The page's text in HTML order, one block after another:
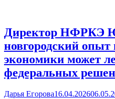
Директор НФРКЭ
новгородский опыт
экономики может
федеральных
Дарья Егорова16.04.2026